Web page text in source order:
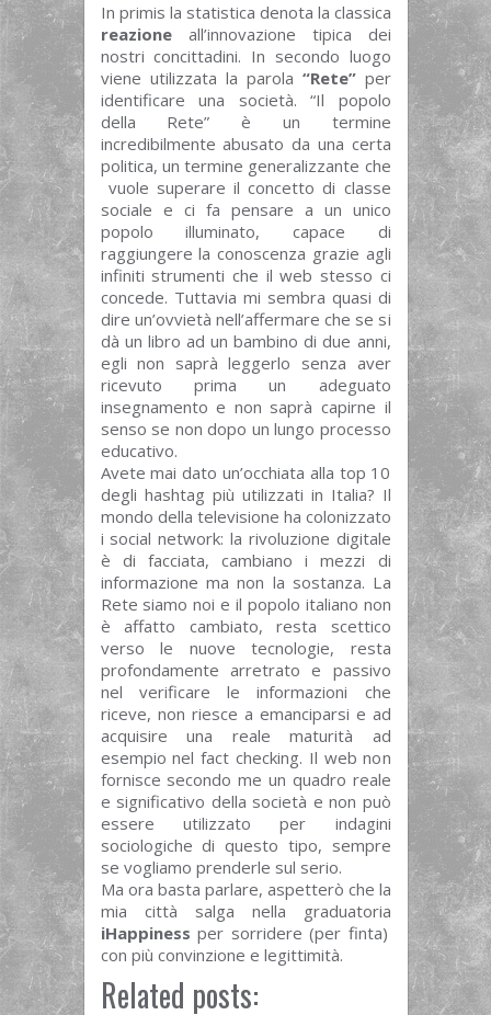
In primis la statistica denota la classica
reazioneall’innovazione tipica dei
nostri concittadini. In secondo luogo
viene utilizzata la parola “Rete”per
identificare una società. “Il popolo
della Rete” è un termine
incredibilmente abusato da una certa
politica, un termine generalizzante che
vuole superare il concetto di classe
sociale e ci fa pensare a un unico
popolo illuminato, capace di
raggiungere la conoscenza grazie agli
infiniti strumenti che il web stesso ci
concede. Tuttavia mi sembra quasi di
dire un’ovvietà nell’affermare che se si
dà un libro ad un bambino di due anni,
egli non saprà leggerlo senza aver
ricevuto prima un adeguato
insegnamento e non saprà capirne il
senso se non dopo un lungo processo
educativo.
Avete mai dato un’occhiata alla top 10
degli hashtag più utilizzati in Italia? Il
mondo della televisione ha colonizzato
i social network: la rivoluzione digitale
è di facciata, cambiano i mezzi di
informazione ma non la sostanza. La
Rete siamo noi e il popolo italiano non
è affatto cambiato, resta scettico
verso le nuove tecnologie, resta
profondamente arretrato e passivo
nel verificare le informazioni che
riceve, non riesce a emanciparsi e ad
acquisire una reale maturità ad
esempio nel fact checking. Il web non
fornisce secondo me un quadro reale
e significativo della società e non può
essere utilizzato per indagini
sociologiche di questo tipo, sempre
se vogliamo prenderle sul serio.
Ma ora basta parlare, aspetterò che la
mia città salga nella graduatoria
iHappiness per sorridere (per finta)
con più convinzione e legittimità.
Related posts: